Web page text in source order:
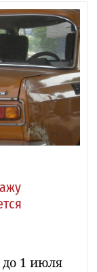
1 июля